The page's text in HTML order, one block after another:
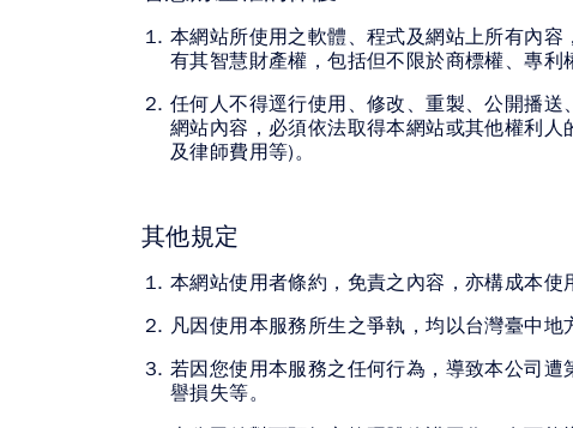
本網站所使用之軟體、程式及網站上所有內
有其智慧財產權，包括但不限於商標權、專利
任何人不得逕行使用、修改、重製、公開播
網站內容，必須依法取得本網站或其他權利
及律師費用等)。
其他規定
本網站使用者條約，免責之內容，亦構成本使
凡因使用本服務所生之爭執，均以台灣臺中地
若因您使用本服務之任何行為，導致本公司
譽損失等。